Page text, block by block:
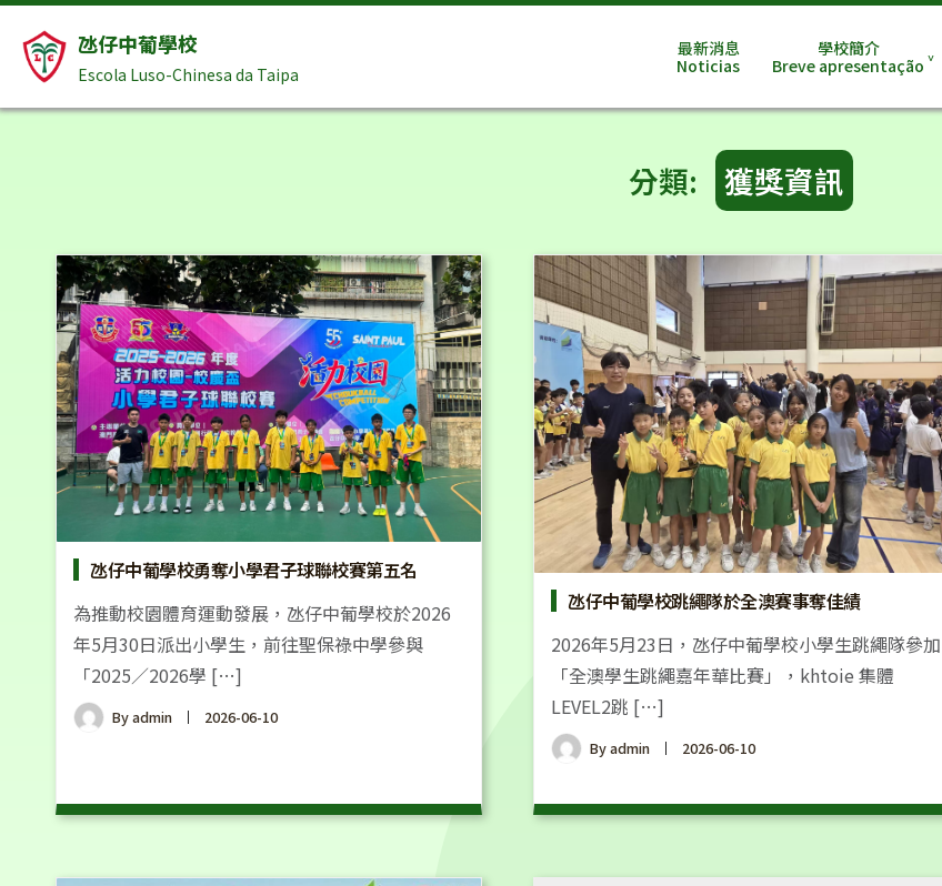
氹仔中葡學校
Escola Luso-Chinesa da Taipa
最新消息
Noticias
學校簡介
Breve apresentação
分類: 獲獎資訊
氹仔中葡學校勇奪小學君子球聯校賽第五名
為推動校園體育運動發展，氹仔中葡學校於2026
年5月30日派出小學生，前往聖保祿中學參與
「2025／2026學 […]
Byadmin 2026-06-10
氹仔中葡學校跳繩隊於全澳賽事奪佳績
2026年5月23日，氹仔中葡學校小學生跳繩隊參加
「全澳學生跳繩嘉年華比賽」，khtoie 集體
LEVEL2跳 […]
Byadmin 2026-06-10